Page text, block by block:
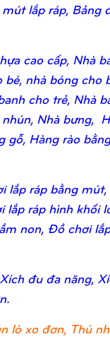
lắp ráp, Bảng
cao cấp, Nhà
nhà bóng cho
cho trẻ, Nhà
Nhà bưng,
gỗ, Hàng rào
lắp ráp bằng
lắp ráp hình khối
non, Đồ chơi
đu đa năng,
lò xo đơn, Thú